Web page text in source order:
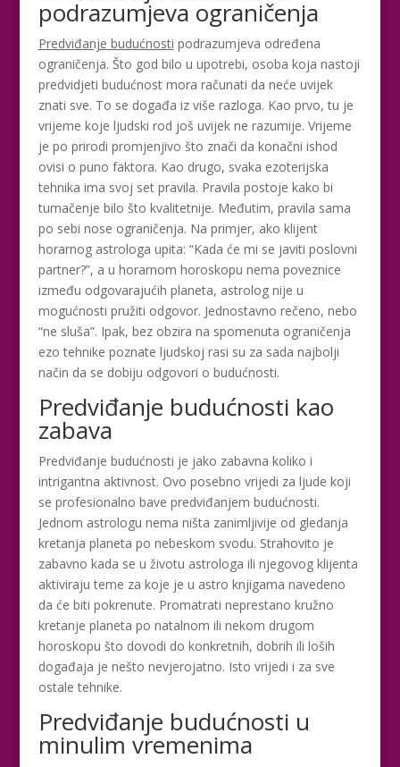
podrazumjeva ograničenja
Predviđanje budućnosti podrazumjeva određena
ograničenja. Što god bilo u upotrebi, osoba koja nastoji
predvidjeti budućnost mora računati da neće uvijek
znati sve. To se događa iz više razloga. Kao prvo, tu je
vrijeme koje ljudski rod još uvijek ne razumije. Vrijeme
je po prirodi promjenjivo što znači da konačni ishod
ovisi o puno faktora. Kao drugo, svaka ezoterijska
tehnika ima svoj set pravila. Pravila postoje kako bi
tumačenje bilo što kvalitetnije. Međutim, pravila sama
po sebi nose ograničenja. Na primjer, ako klijent
horarnog astrologa upita: “Kada će mi se javiti poslovni
partner?”, a u horarnom horoskopu nema poveznice
između odgovarajućih planeta, astrolog nije u
mogućnosti pružiti odgovor. Jednostavno rečeno, nebo
“ne sluša”. Ipak, bez obzira na spomenuta ograničenja
ezo tehnike poznate ljudskoj rasi su za sada najbolji
način da se dobiju odgovori o budućnosti.
Predviđanje budućnosti kao
zabava
Predviđanje budućnosti je jako zabavna koliko i
intrigantna aktivnost. Ovo posebno vrijedi za ljude koji
se profesionalno bave predviđanjem budućnosti.
Jednom astrologu nema ništa zanimljivije od gledanja
kretanja planeta po nebeskom svodu. Strahovito je
zabavno kada se u životu astrologa ili njegovog klijenta
aktiviraju teme za koje je u astro knjigama navedeno
da će biti pokrenute. Promatrati neprestano kružno
kretanje planeta po natalnom ili nekom drugom
horoskopu što dovodi do konkretnih, dobrih ili loših
događaja je nešto nevjerojatno. Isto vrijedi i za sve
ostale tehnike.
Predviđanje budućnosti u
minulim vremenima